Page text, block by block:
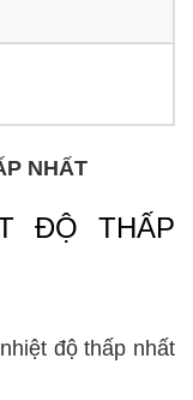
NHẤT
ĐỘ THẤP
độ thấp nhất